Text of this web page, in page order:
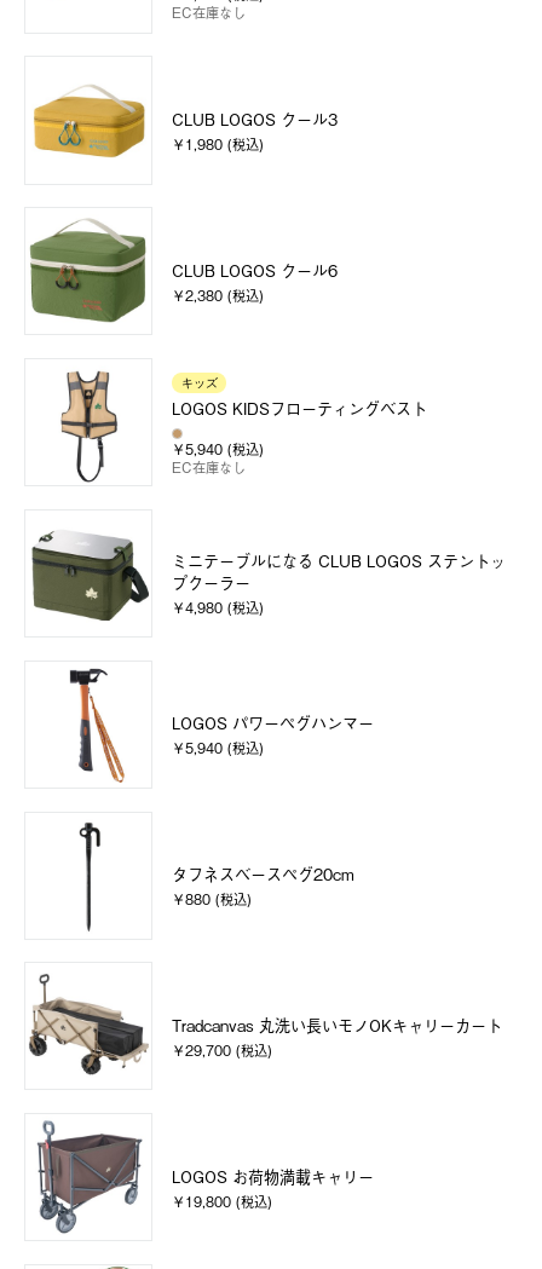
EC在庫なし
CLUB LOGOS クール3
￥1,980 (税込)
CLUB LOGOS クール6
￥2,380 (税込)
キッズ
LOGOS KIDSフローティングベスト
￥5,940 (税込)
EC在庫なし
ミニテーブルになる CLUB LOGOS ステントッ
プクーラー
￥4,980 (税込)
LOGOS パワーペグハンマー
￥5,940 (税込)
タフネスベースペグ20cm
￥880 (税込)
Tradcanvas 丸洗い長いモノOKキャリーカート
￥29,700 (税込)
LOGOS お荷物満載キャリー
￥19,800 (税込)